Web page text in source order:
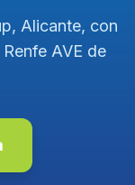
Alicante, con
AVE de